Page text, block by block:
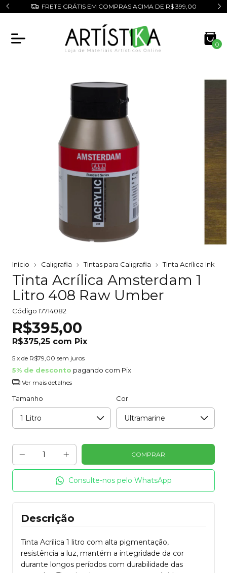
FRETE GRÁTIS EM COMPRAS ACIMA DE R$ 399,00
0
Início Caligrafia Tintas para Caligrafia Tinta Acrílica Ink
Tinta Acrílica Amsterdam 1
Litro 408 Raw Umber
Código 17714082
R$395,00
R$375,25 com Pix
5 x de R$79,00 sem juros
5% de desconto pagando com Pix
Ver mais detalhes
Tamanho Cor
Consulte-nos pelo WhatsApp
Descrição
Tinta Acrílica 1 litro com alta pigmentação,
resistência a luz, mantém a integridade da cor
durante longos períodos com durabilidade das